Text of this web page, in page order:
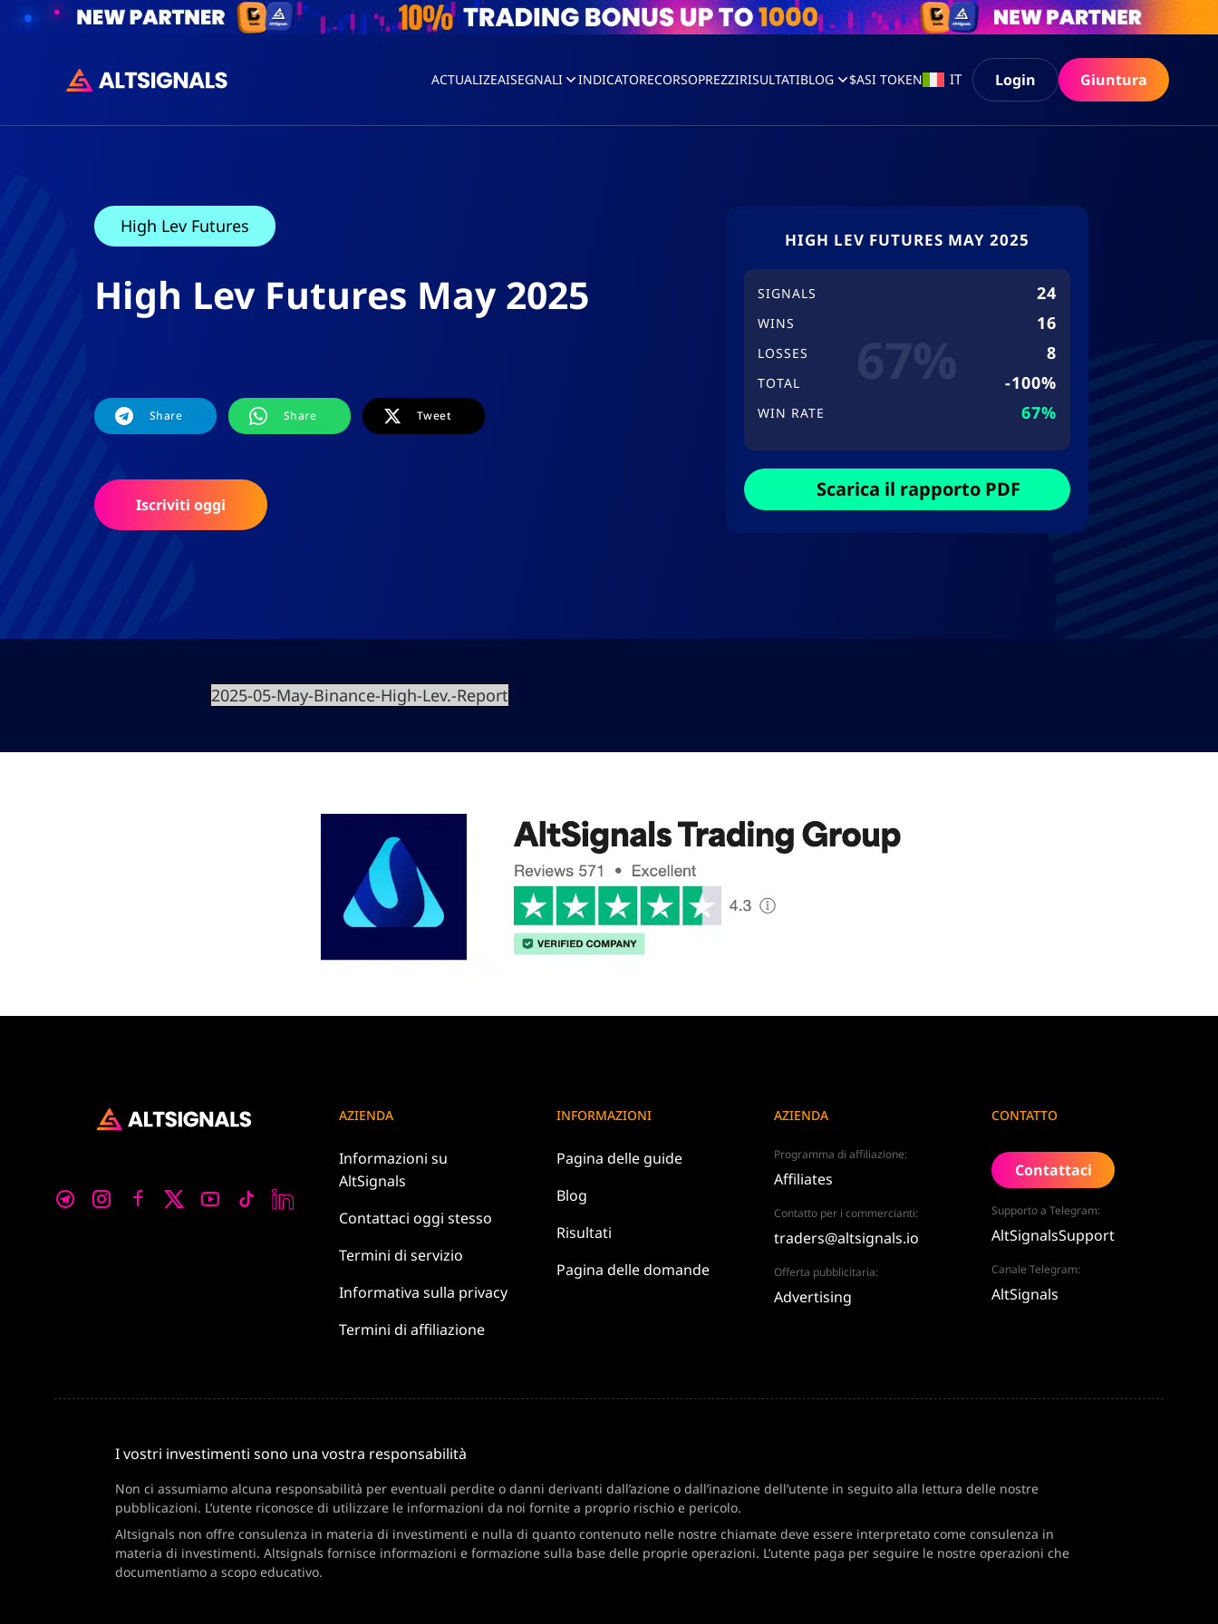
ACTUALIZEAISEGNALI INDICATORECORSOPREZZIRISULTATIBLOG $ASI TOKEN IT Login Giuntura
High Lev Futures
High Lev Futures May 2025
Share Share Tweet
Iscriviti oggi
HIGH LEV FUTURES MAY 2025
SIGNALS 24
WINS 16
LOSSES 8
TOTAL -100%
WIN RATE 67%
Scarica il rapporto PDF
2025-05-May-Binance-High-Lev.-Report
AZIENDA
Informazioni su
AltSignals
Contattaci oggi stesso
Termini di servizio
Informativa sulla privacy
Termini di affiliazione
INFORMAZIONI
Pagina delle guide
Blog
Risultati
Pagina delle domande
AZIENDA
Programma di affiliazione:
Affiliates
Contatto per i commercianti:
traders@altsignals.io
Offerta pubblicitaria:
Advertising
CONTATTO
Contattaci
Supporto a Telegram:
AltSignalsSupport
Canale Telegram:
AltSignals
I vostri investimenti sono una vostra responsabilità
Non ci assumiamo alcuna responsabilità per eventuali perdite o danni derivanti dall’azione o dall’inazione dell’utente in seguito alla lettura delle nostre
pubblicazioni. L’utente riconosce di utilizzare le informazioni da noi fornite a proprio rischio e pericolo.
Altsignals non offre consulenza in materia di investimenti e nulla di quanto contenuto nelle nostre chiamate deve essere interpretato come consulenza in
materia di investimenti. Altsignals fornisce informazioni e formazione sulla base delle proprie operazioni. L’utente paga per seguire le nostre operazioni che
documentiamo a scopo educativo.